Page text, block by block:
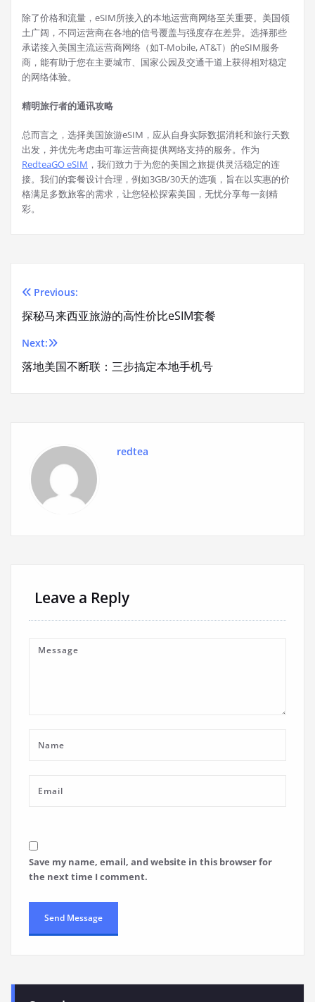
除了价格和流量，eSIM所接入的本地运营商网络至关重要。美国领
土广阔，不同运营商在各地的信号覆盖与强度存在差异。选择那些
承诺接入美国主流运营商网络（如T-Mobile, AT&T）的eSIM服务
商，能有助于您在主要城市、国家公园及交通干道上获得相对稳定
的网络体验。
精明旅行者的通讯攻略
总而言之，选择美国旅游eSIM，应从自身实际数据消耗和旅行天数
出发，并优先考虑由可靠运营商提供网络支持的服务。作为
RedteaGO eSIM ，我们致力于为您的美国之旅提供灵活稳定的连
接。我们的套餐设计合理，例如3GB/30天的选项，旨在以实惠的价
格满足多数旅客的需求，让您轻松探索美国，无忧分享每一刻精
彩。
Post
navigation
Previous:
探秘马来西亚旅游的高性价比eSIM套餐
Next:
落地美国不断联：三步搞定本地手机号
redtea
Leave a Reply
Save my name, email, and website in this browser for
the next time I comment.